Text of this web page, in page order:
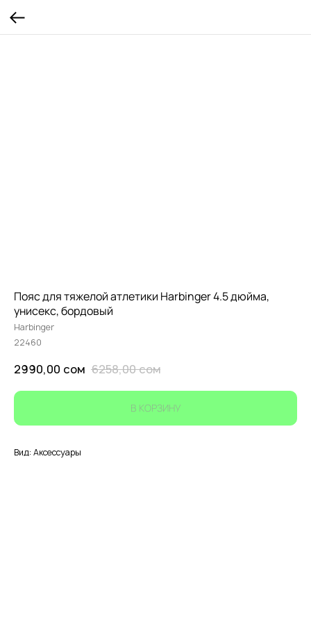
Пояс для тяжелой атлетики Harbinger 4.5 дюйма,
унисекс, бордовый
Harbinger
22460
2990,00 сом 6258,00сом
В КОРЗИНУ
Вид: Аксессуары